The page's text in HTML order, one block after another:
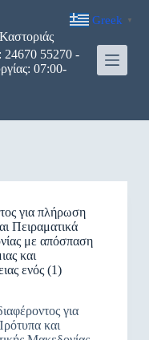
55270 -
07:00-
για πλήρωση
Πειραματικά
με απόσπαση
και
ενός (1)
για
και
Greek ▼